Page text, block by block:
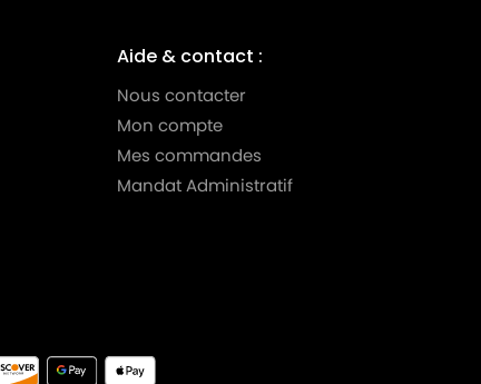
Aide & contact :
Nous contacter
Mon compte
Mes commandes
Mandat Administratif